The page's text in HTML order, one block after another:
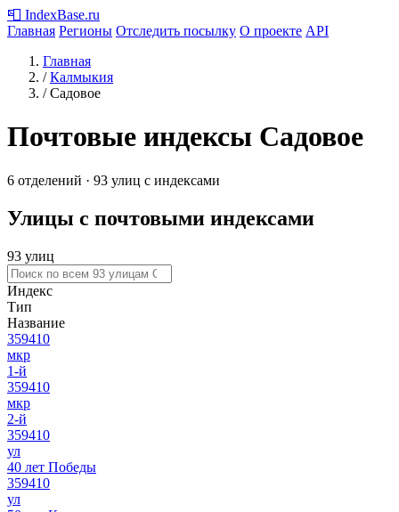
📮 IndexBase.ru
Главная Регионы Отследить посылку О проекте API
Главная
/ Калмыкия
/ Садовое
Почтовые индексы Садовое
6 отделений · 93 улиц с индексами
Улицы с почтовыми индексами
93 улиц
Индекс
Тип
Название
359410
мкр
1-й
359410
мкр
2-й
359410
ул
40 лет Победы
359410
ул